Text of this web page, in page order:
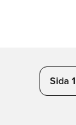
Sida 1